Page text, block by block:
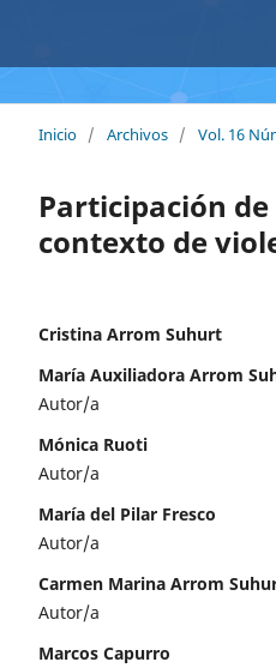
Inicio / Archivos / Vol. 16
Participación
contexto de
Cristina Arrom Suhurt
María Auxiliadora Arrom
Autor/a
Mónica Ruoti
Autor/a
María del Pilar Fresco
Autor/a
Carmen Marina Arrom
Autor/a
Marcos Capurro